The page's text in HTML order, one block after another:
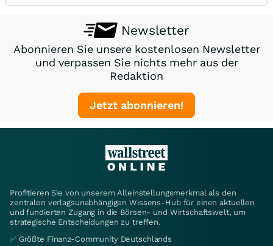
Newsletter
Abonnieren Sie unsere kostenlosen Newsletter
und verpassen Sie nichts mehr aus der
Redaktion
Jetzt abonnieren!
Profitieren Sie von unserem Alleinstellungsmerkmal als den
zentralen verlagsunabhängigen Wissens-Hub für einen aktuellen
und fundierten Zugang in die Börsen- und Wirtschaftswelt, um
strategische Entscheidungen zu treffen.
✅ Größte Finanz-Community Deutschlands